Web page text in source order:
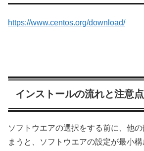
https://www.centos.org/download/
インストールの流れと注意点
ソフトウエアの選択をする前に、他
まうと、ソフトウエアの設定が最小